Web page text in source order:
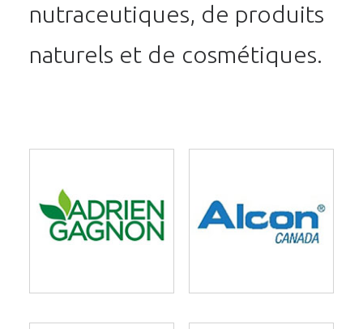
nutraceutiques, de produits
naturels et de cosmétiques.